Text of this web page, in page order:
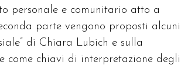
personale e comunitario atto a
parte vengono proposti alcuni
di Chiara Lubich e sulla
come chiavi di interpretazione degli